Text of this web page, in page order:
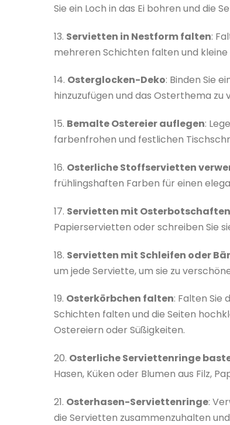
Sie ein Loch in das Ei bohren und die
13. Servietten in Nestform falten:
mehreren Schichten falten und
14. Osterglocken-Deko: Binden Sie
hinzuzufügen und das Osterthema zu
15. Bemalte Ostereier auflegen:
farbenfrohen und festlichen
16. Osterliche Stoffservietten
frühlingshaften Farben für einen
17. Servietten mit
Papierservietten oder schreiben Sie
18. Servietten mit Schleifen oder
um jede Serviette, um sie zu
19. Osterkörbchen falten: Falten Sie
Schichten falten und die Seiten
Ostereiern oder Süßigkeiten.
20. Osterliche Serviettenringe
Hasen, Küken oder Blumen aus Filz,
21. Osterhasen-Serviettenringe:
die Servietten zusammenzuhalten